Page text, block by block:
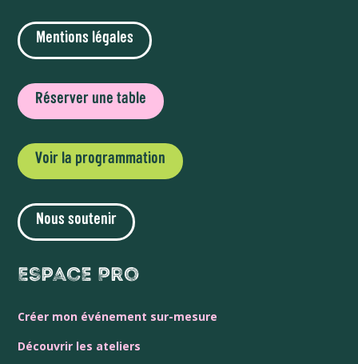
Mentions légales
Réserver une table
Voir la programmation
Nous soutenir
Espace Pro
Créer mon événement sur-mesure
Découvrir les ateliers